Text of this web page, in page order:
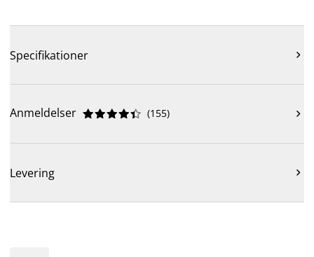
Specifikationer 
Anmeldelser 




 (155) 
Levering 